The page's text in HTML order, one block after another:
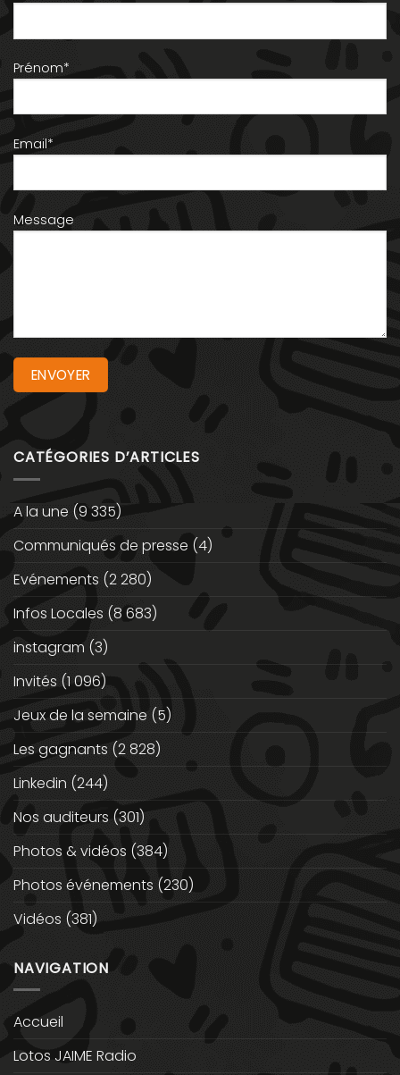
Prénom*
Email*
Message
CATÉGORIES D’ARTICLES
A la une (9 335)
Communiqués de presse (4)
Evénements (2 280)
Infos Locales (8 683)
instagram (3)
Invités (1 096)
Jeux de la semaine (5)
Les gagnants (2 828)
Linkedin (244)
Nos auditeurs (301)
Photos & vidéos (384)
Photos événements (230)
Vidéos (381)
NAVIGATION
Accueil
Lotos JAIME Radio